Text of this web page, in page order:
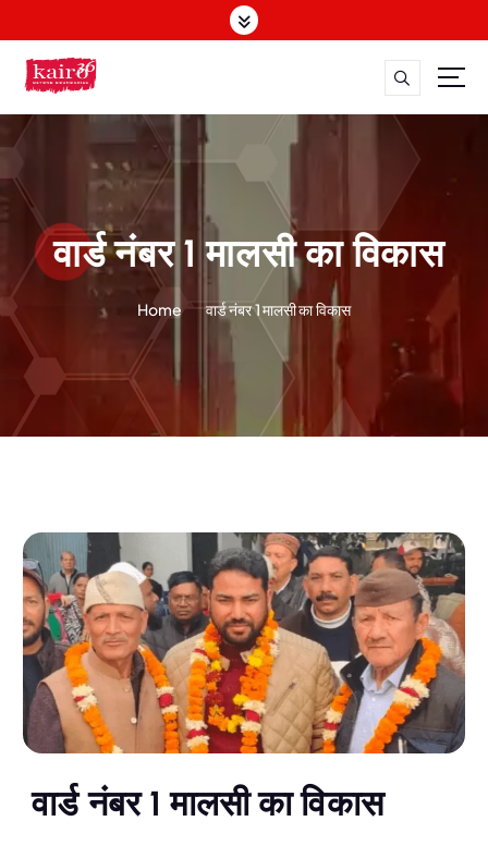
k
t
n
t
वार्ड नंबर 1 मालसी का विकास
Home वार्ड नंबर 1 मालसी का विकास
वार्ड नंबर 1 मालसी का विकास